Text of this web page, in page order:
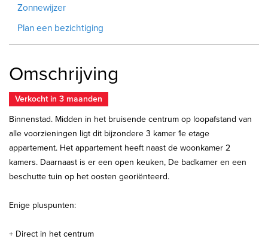
Zonnewijzer
Plan een bezichtiging
Omschrijving
Verkocht in 3 maanden
Binnenstad. Midden in het bruisende centrum op loopafstand van
alle voorzieningen ligt dit bijzondere 3 kamer 1e etage
appartement. Het appartement heeft naast de woonkamer 2
kamers. Daarnaast is er een open keuken, De badkamer en een
beschutte tuin op het oosten georiënteerd.
Enige pluspunten:
+ Direct in het centrum